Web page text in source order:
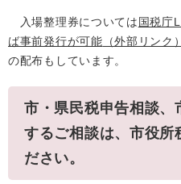
入場整理券については 国税庁
ば事前発行が可能 （外部リンク）
の配布もしています。
市・県民税申告相談、
するご相談は、市役所
ださい。